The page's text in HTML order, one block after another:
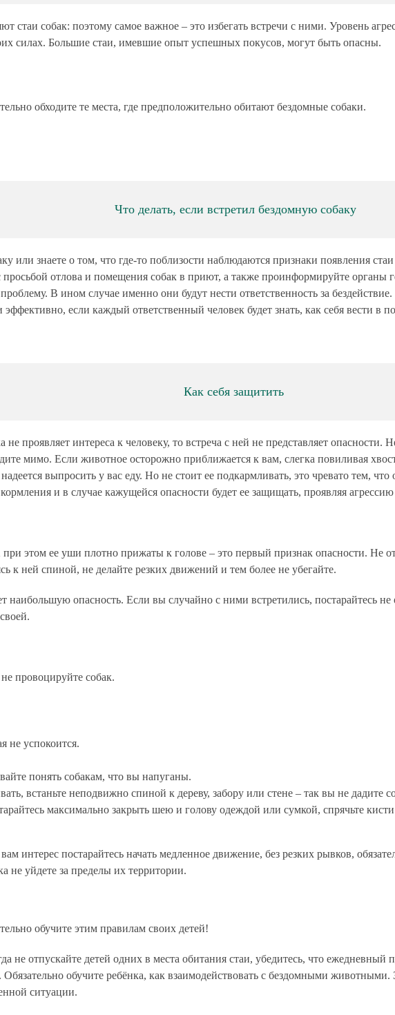
стаи собак: поэтому самое важное – это избегать встречи с ними. Уровень
силах. Большие стаи, имевшие опыт успешных покусов, могут быть опасны.
обходите те места, где предположительно обитают бездомные собаки.
Что делать, если встретил бездомную собаку
или знаете о том, что где-то поблизости наблюдаются признаки появления
отлова и помещения собак в приют, а также проинформируйте органы
В ином случае именно они будут нести ответственность за
если каждый ответственный человек будет знать, как себя вести в
Как себя защитить
проявляет интереса к человеку, то встреча с ней не представляет опасности.
мимо. Если животное осторожно приближается к вам, слегка повиливая
надеется выпросить у вас еду. Но не стоит ее подкармливать, это чревато тем, что
и в случае кажущейся опасности будет ее защищать, проявляя
при этом ее уши плотно прижаты к голове – это первый признак опасности. Не
к ней спиной, не делайте резких движений и тем более не убегайте.
наибольшую опасность. Если вы случайно с ними встретились, постарайтесь
провоцируйте собак.
не успокоится.
понять собакам, что вы напуганы.
встаньте неподвижно спиной к дереву, забору или стене – так вы не дадите
максимально закрыть шею и голову одеждой или сумкой, спрячьте
интерес постарайтесь начать медленное движение, без резких рывков,
не уйдете за пределы их территории.
обучите этим правилам своих детей!
не отпускайте детей одних в места обитания стаи, убедитесь, что
Обязательно обучите ребёнка, как взаимодействовать с бездомными
ситуации.